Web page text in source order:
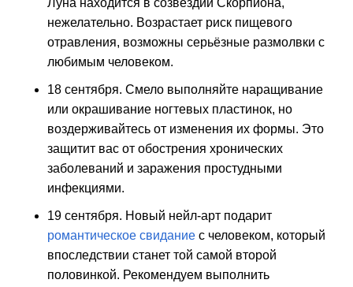
Луна находится в созвездии Скорпиона,
нежелательно. Возрастает риск пищевого
отравления, возможны серьёзные размолвки с
любимым человеком.
18 сентября. Смело выполняйте наращивание
или окрашивание ногтевых пластинок, но
воздерживайтесь от изменения их формы. Это
защитит вас от обострения хронических
заболеваний и заражения простудными
инфекциями.
19 сентября. Новый нейл-арт подарит
романтическое свидание с человеком, который
впоследствии станет той самой второй
половинкой. Рекомендуем выполнить